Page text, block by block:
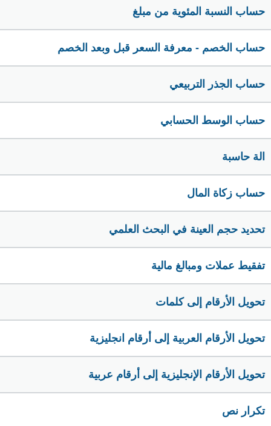
حساب النسبة المئوية من مبلغ
حساب الخصم - معرفة السعر قبل وبعد الخصم
حساب الجذر التربيعي
حساب الوسط الحسابي
الة حاسبة
حساب زكاة المال
تحديد حجم العينة في البحث العلمي
تفقيط عملات ومبالغ مالية
تحويل الأرقام إلى كلمات
تحويل الأرقام العربية إلى أرقام انجليزية
تحويل الأرقام الإنجليزية إلى أرقام عربية
تكرار نص